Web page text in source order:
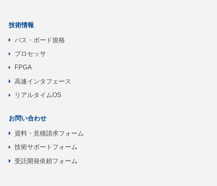
技術情報
バス・ボード規格
プロセッサ
FPGA
高速インタフェース
リアルタイムOS
お問い合わせ
資料・見積請求フォーム
技術サポートフォーム
受託開発依頼フォーム